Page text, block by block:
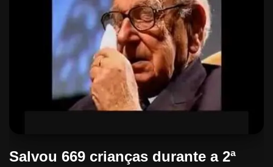
Salvou 669 crianças durante a 2ª